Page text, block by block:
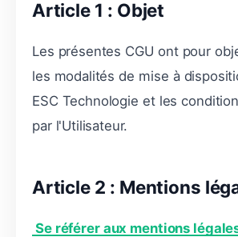
Article 1 : Objet
Les présentes CGU ont pour
les modalités de mise à
ESC Technologie et les
par l'Utilisateur.
Article 2 : Mentions
Se référer aux mentions